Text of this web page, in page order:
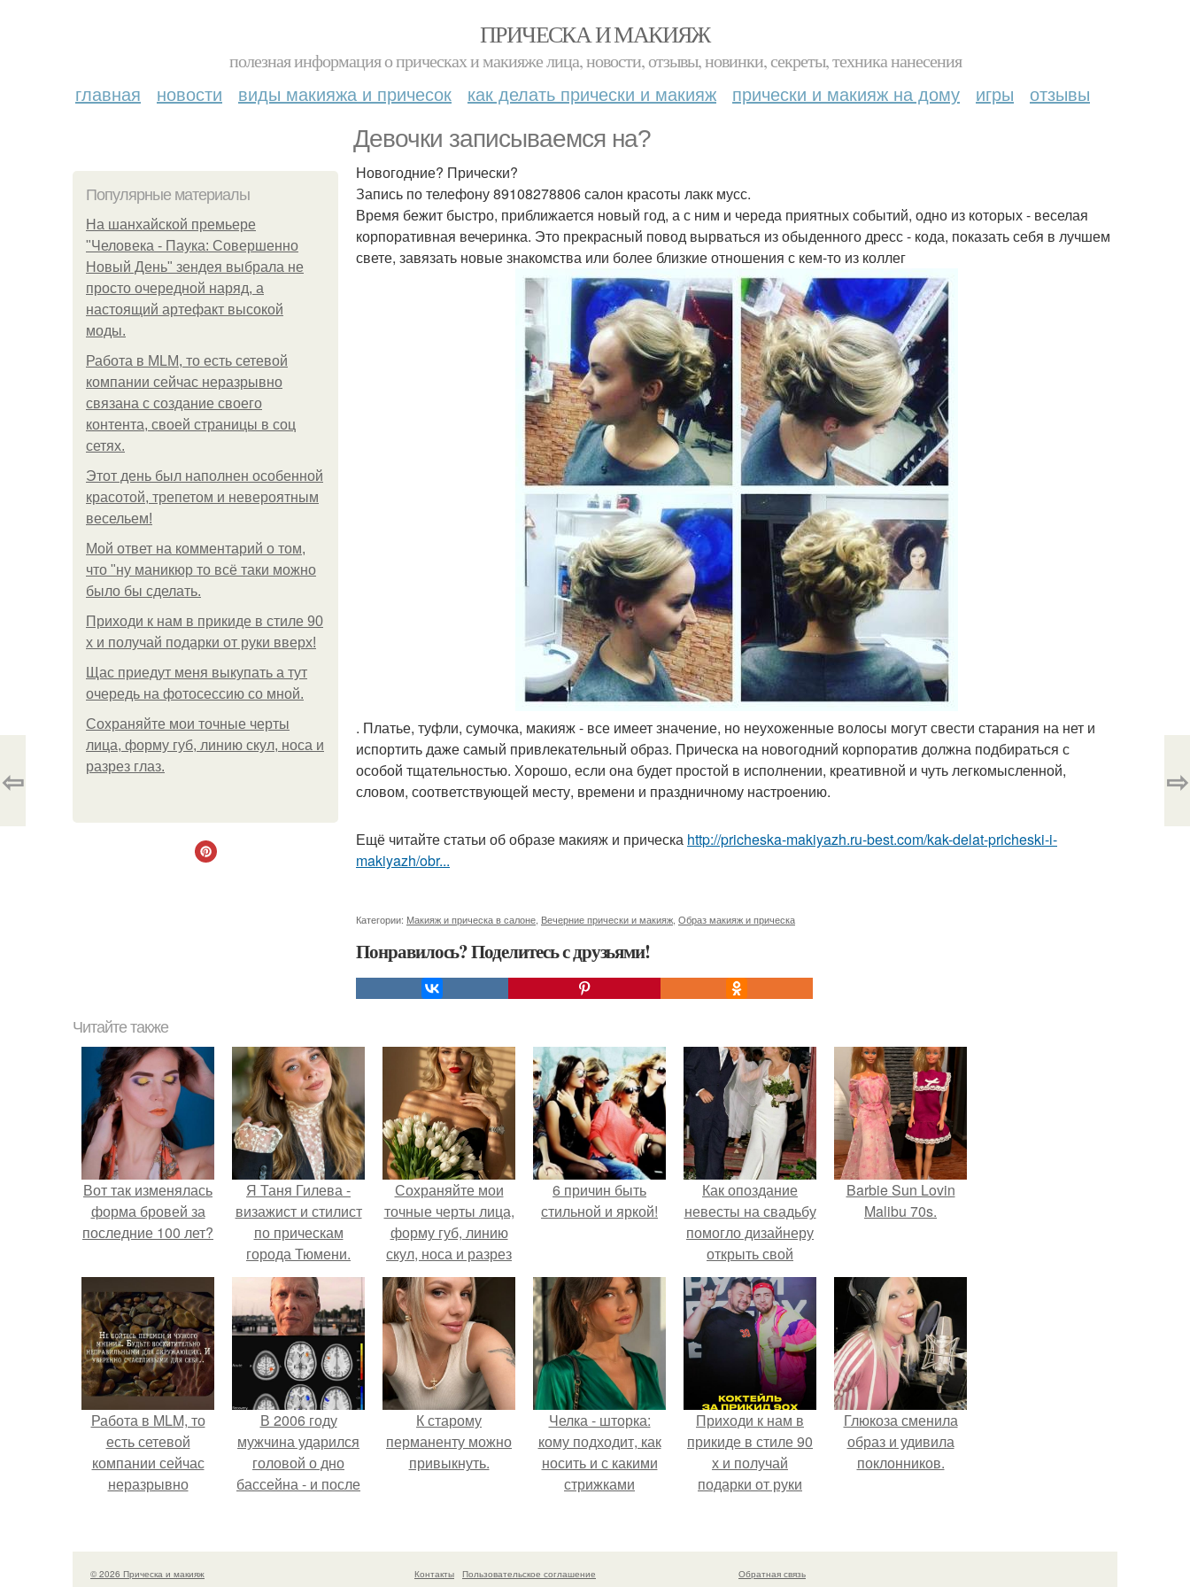
ПРИЧЕСКА И МАКИЯЖ
полезная информация о прическах и макияже лица, новости, отзывы, новинки, секреты, техника нанесения
главная новости виды макияжа и причесок как делать прически и макияж прически и макияж на дому игры отзывы
Девочки записываемся на?
Популярные материалы
На шанхайской премьере
"Человека - Паука: Совершенно
Новый День" зендея выбрала не
просто очередной наряд, а
настоящий артефакт высокой
моды.
Работа в MLM, то есть сетевой
компании сейчас неразрывно
связана с создание своего
контента, своей страницы в соц
сетях.
Этот день был наполнен особенной
красотой, трепетом и невероятным
весельем!
Мой ответ на комментарий о том,
что "ну маникюр то всё таки можно
было бы сделать.
Приходи к нам в прикиде в стиле 90
х и получай подарки от руки вверх!
Щас приедут меня выкупать а тут
очередь на фотосессию со мной.
Сохраняйте мои точные черты
лица, форму губ, линию скул, носа и
разрез глаз.
Новогодние? Прически?
Запись по телефону 89108278806 салон красоты лакк мусс.
Время бежит быстро, приближается новый год, а с ним и череда приятных событий, одно из которых - веселая
корпоративная вечеринка. Это прекрасный повод вырваться из обыденного дресс - кода, показать себя в лучшем
свете, завязать новые знакомства или более близкие отношения с кем-то из коллег
. Платье, туфли, сумочка, макияж - все имеет значение, но неухоженные волосы могут свести старания на нет и
испортить даже самый привлекательный образ. Прическа на новогодний корпоратив должна подбираться с
особой тщательностью. Хорошо, если она будет простой в исполнении, креативной и чуть легкомысленной,
словом, соответствующей месту, времени и праздничному настроению.
Ещё читайте статьи об образе макияж и прическа http://pricheska-makiyazh.ru-best.com/kak-delat-pricheski-i-
makiyazh/obr...
Категории: Макияж и прическа в салоне Вечерние прически и макияж Образ макияж и прическа
Понравилось? Поделитесь с друзьями!
⇦ ⇨
Читайте также
Вот так изменялась
форма бровей за
последние 100 лет?
Я Таня Гилева -
визажист и стилист
по прическам
города Тюмени.
Сохраняйте мои
точные черты лица,
форму губ, линию
скул, носа и разрез
глаз.
6 причин быть
стильной и яркой!
Как опоздание
невесты на свадьбу
помогло дизайнеру
открыть свой
бренд.
Barbie Sun Lovin
Malibu 70s.
Работа в MLM, то
есть сетевой
компании сейчас
неразрывно
своей страницы в
соц сетях.
В 2006 году
мужчина ударился
головой о дно
бассейна - и после
странным образом.
К старому
перманенту можно
привыкнуть.
Челка - шторка:
кому подходит, как
носить и с какими
стрижками
Приходи к нам в
прикиде в стиле 90
х и получай
подарки от руки
Глюкоза сменила
образ и удивила
поклонников.
© 2026 Прическа и макияж Контакты Пользовательское соглашение Обратная связь